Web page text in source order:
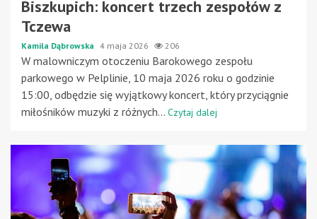
Biszkupich: koncert trzech zespołów z
Tczewa
Kamila Dąbrowska 4 maja 2026 206
W malowniczym otoczeniu Barokowego zespołu
parkowego w Pelplinie, 10 maja 2026 roku o godzinie
15:00, odbędzie się wyjątkowy koncert, który przyciągnie
miłośników muzyki z różnych... Czytaj dalej